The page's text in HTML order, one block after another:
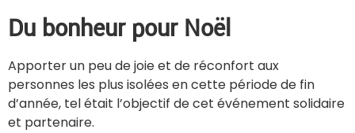
Du bonheur pour Noël
Apporter un peu de joie et de réconfort aux
personnes les plus isolées en cette période de fin
d’année, tel était l’objectif de cet événement solidaire
et partenaire.